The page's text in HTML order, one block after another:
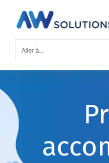
Aller à...